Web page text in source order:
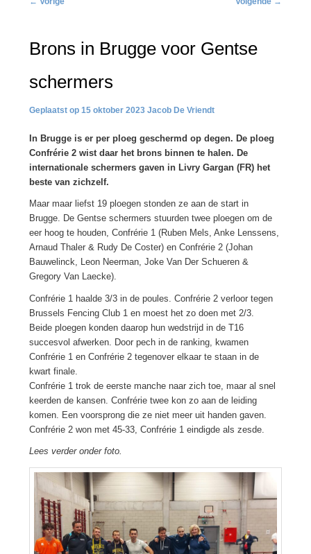
Brons in Brugge voor Gentse
schermers
15 oktober 2023 Jacob De Vriendt
In Brugge is er per ploeg geschermd op degen. De ploeg
Confrérie 2 wist daar het brons binnen te halen. De
internationale schermers gaven in Livry Gargan (FR) het
beste van zichzelf.
Maar maar liefst 19 ploegen stonden ze aan de start in
Brugge. De Gentse schermers stuurden twee ploegen om de
eer hoog te houden, Confrérie 1 (Ruben Mels, Anke Lenssens,
Arnaud Thaler & Rudy De Coster) en Confrérie 2 (Johan
Bauwelinck, Leon Neerman, Joke Van Der Schueren &
Gregory Van Laecke).
Confrérie 1 haalde 3/3 in de poules. Confrérie 2 verloor tegen
Brussels Fencing Club 1 en moest het zo doen met 2/3.
Beide ploegen konden daarop hun wedstrijd in de T16
succesvol afwerken. Door pech in de ranking, kwamen
Confrérie 1 en Confrérie 2 tegenover elkaar te staan in de
kwart finale.
Confrérie 1 trok de eerste manche naar zich toe, maar al snel
keerden de kansen. Confrérie twee kon zo aan de leiding
komen. Een voorsprong die ze niet meer uit handen gaven.
Confrérie 2 won met 45-33, Confrérie 1 eindigde als zesde.
Lees verder onder foto.